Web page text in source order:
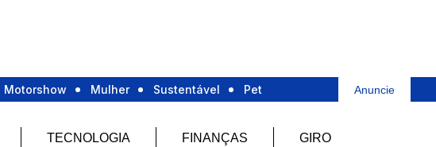
Motorshow Mulher Sustentável Pet Anuncie
TECNOLOGIA FINANÇAS GIRO